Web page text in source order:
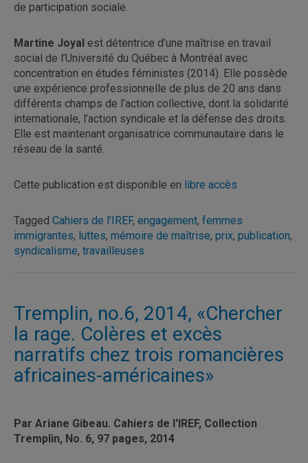
de participation sociale.
Martine Joyal est détentrice d’une maîtrise en travail
social de l’Université du Québec à Montréal avec
concentration en études féministes (2014). Elle possède
une expérience professionnelle de plus de 20 ans dans
différents champs de l’action collective, dont la solidarité
internationale, l’action syndicale et la défense des droits.
Elle est maintenant organisatrice communautaire dans le
réseau de la santé.
Cette publication est disponible en libre accès
Tagged Cahiers de l’IREF, engagement, femmes
immigrantes, luttes, mémoire de maîtrise, prix, publication,
syndicalisme, travailleuses
Tremplin, no.6, 2014, «Chercher
la rage. Colères et excès
narratifs chez trois romancières
africaines-américaines»
Par Ariane Gibeau. Cahiers de l'IREF, Collection
Tremplin, No. 6, 97 pages, 2014